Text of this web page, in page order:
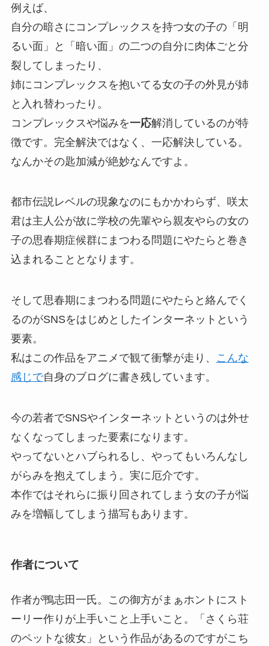
例えば、
自分の暗さにコンプレックスを持つ女の子の「明
るい面」と「暗い面」の二つの自分に肉体ごと分
裂してしまったり、
姉にコンプレックスを抱いてる女の子の外見が姉
と入れ替わったり。
コンプレックスや悩みを一応解消しているのが特
徴です。完全解決ではなく、一応解決している。
なんかその匙加減が絶妙なんですよ。
都市伝説レベルの現象なのにもかかわらず、咲太
君は主人公が故に学校の先輩やら親友やらの女の
子の思春期症候群にまつわる問題にやたらと巻き
込まれることとなります。
そして思春期にまつわる問題にやたらと絡んでく
るのがSNSをはじめとしたインターネットという
要素。
私はこの作品をアニメで観て衝撃が走り、
こんな
感じで自身のブログに書き残しています。
今の若者でSNSやインターネットというのは外せ
なくなってしまった要素になります。
やってないとハブられるし、やってもいろんなし
がらみを抱えてしまう。実に厄介です。
本作ではそれらに振り回されてしまう女の子が悩
みを増幅してしまう描写もあります。
作者について
作者が鴨志田一氏。この御方がまぁホントにスト
ーリー作りが上手いこと上手いこと。「さくら荘
のペットな彼女」という作品があるのですがこち